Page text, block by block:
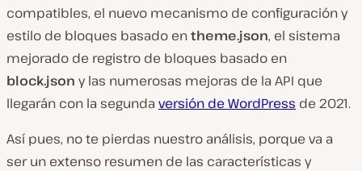
compatibles, el nuevo mecanismo de configuración y
estilo de bloques basado entheme.json, el sistema
mejorado de registro de bloques basado en
block.json y las numerosas mejoras de la API que
llegarán con la segunda versión de WordPress de 2021.
Así pues, no te pierdas nuestro análisis, porque va a
ser un extenso resumen de las características y